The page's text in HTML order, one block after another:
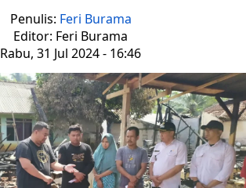
Penulis: Feri Burama
Editor: Feri Burama
Rabu, 31 Jul 2024 - 16:46